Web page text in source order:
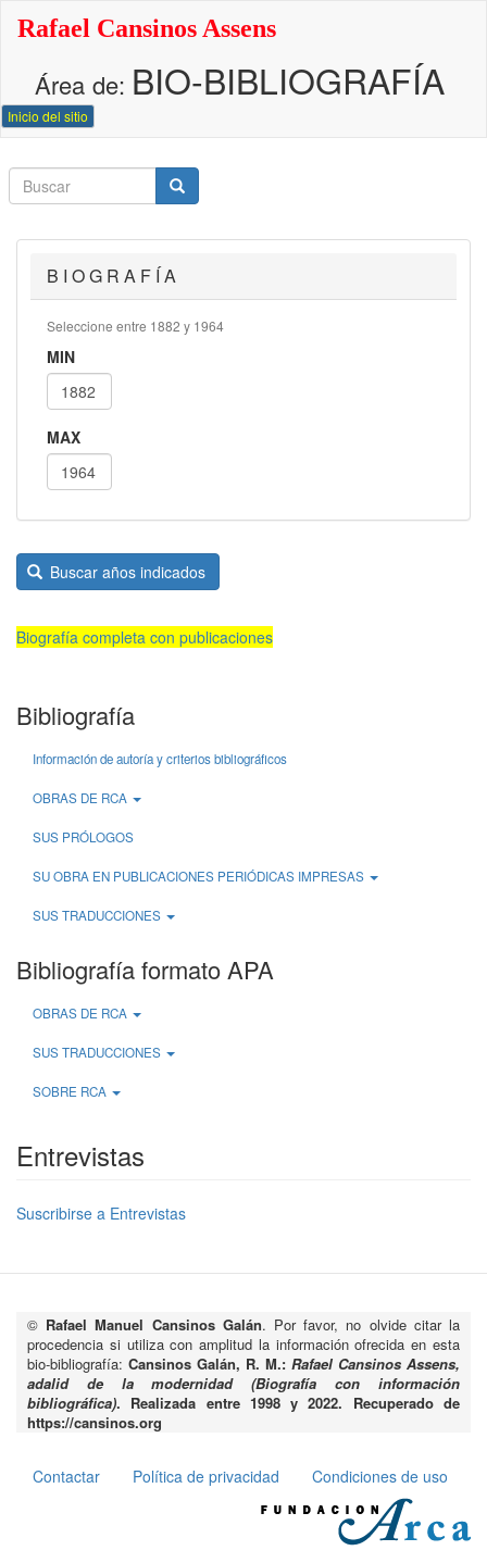
principal
Rafael Cansinos Assens
Área de: BIO-BIBLIOGRAFÍA
Inicio del sitio
Buscar
Buscar
Buscar
B I O G R A F Í A
Seleccione entre 1882 y 1964
MIN
MAX
Buscar años indicados
Biografía completa con publicaciones
Bibliografía
Información de autoría y criterios bibliográficos
OBRAS DE RCA
SUS PRÓLOGOS
SU OBRA EN PUBLICACIONES PERIÓDICAS IMPRESAS
SUS TRADUCCIONES
Bibliografía formato APA
OBRAS DE RCA
SUS TRADUCCIONES
SOBRE RCA
Entrevistas
Suscribirse a Entrevistas
© Rafael Manuel Cansinos Galán. Por favor, no olvide citar la
procedencia si utiliza con amplitud la información ofrecida en esta
bio-bibliografía: Cansinos Galán, R. M.: Rafael Cansinos Assens,
adalid de la modernidad (Biografía con información
bibliográfica). Realizada entre 1998 y 2022. Recuperado de
https://cansinos.org
Pie
Contactar Política de privacidad Condiciones de uso